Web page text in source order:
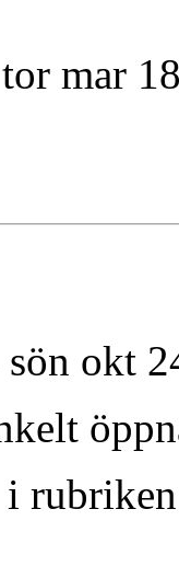
tor mar
sön okt